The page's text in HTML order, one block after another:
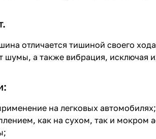
отличается тишиной своего
шумы, а также вибрация, исключая
на легковых автомобилях;
как на сухом, так и мокром